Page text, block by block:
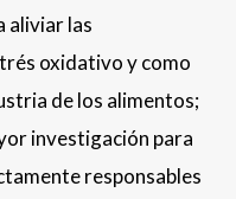
aliviar las
oxidativo y como
de los alimentos;
investigación para
responsables